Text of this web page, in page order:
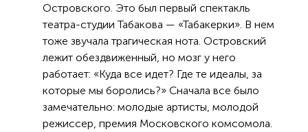
Островского. Это был первый спектакль
театра-студии Табакова — «Табакерки». В нем
тоже звучала трагическая нота. Островский
лежит обездвиженный, но мозг у него
работает: «Куда все идет? Где те идеалы, за
которые мы боролись?» Сначала все было
замечательно: молодые артисты, молодой
режиссер, премия Московского комсомола.